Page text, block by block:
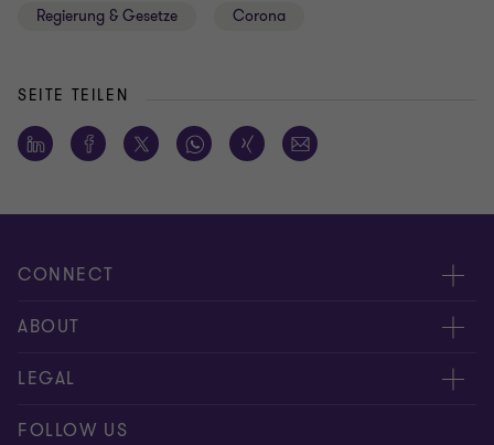
Regierung & Gesetze Corona
SEITE TEILEN
CONNECT
Kontakt, Angebotsanfrage
Expert:innen
ABOUT
Über uns
AAB/AGB
LEGAL
Impressum
FOLLOW US